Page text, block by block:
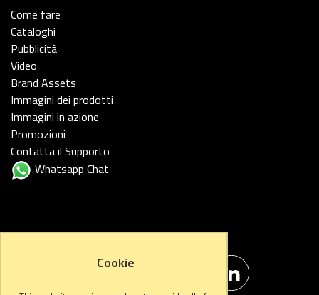
Cookie
Come fare
Cataloghi
Pubblicità
Video
Brand Assets
Immagini dei prodotti
Immagini in azione
Promozioni
Contatta il Supporto
Whatsapp Chat
FOLLOW US